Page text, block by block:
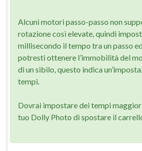
Alcuni motori passo-passo non
rotazione così elevate, quindi
millisecondo il tempo tra un passo
potresti ottenere l’immobilità del
di un sibilo, questo indica
tempi.
Dovrai impostare dei tempi
tuo Dolly Photo di spostare il